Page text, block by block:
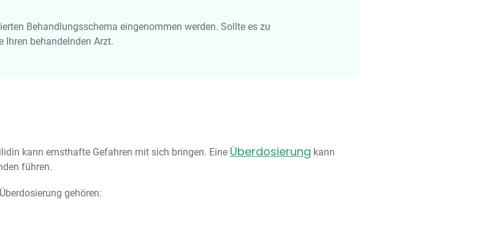
Behandlungsschema eingenommen werden. Sollte es zu
Ihren behandelnden Arzt.
kann ernsthafte Gefahren mit sich bringen. Eine Überdosierung kann
führen.
gehören: